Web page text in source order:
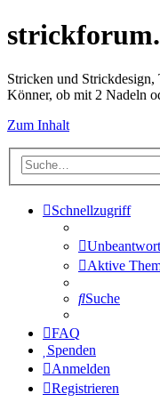
Stricken und
Könner, ob mit 2 Nadeln
Zum Inhalt
Schnellzugriff
Aktive
Suche
FAQ
Spenden
Anmelden
Registrieren